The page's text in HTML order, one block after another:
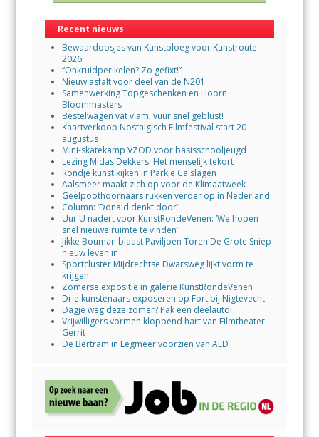
Recent nieuws
Bewaardoosjes van Kunstploeg voor Kunstroute
2026
“Onkruidperikelen? Zo gefixt!”
Nieuw asfalt voor deel van de N201
Samenwerking Topgeschenken en Hoorn
Bloommasters
Bestelwagen vat vlam, vuur snel geblust!
Kaartverkoop Nostalgisch Filmfestival start 20
augustus
Mini-skatekamp VZOD voor basisschooljeugd
Lezing Midas Dekkers: Het menselijk tekort
Rondje kunst kijken in Parkje Calslagen
Aalsmeer maakt zich op voor de Klimaatweek
Geelpoothoornaars rukken verder op in Nederland
Column: ‘Donald denkt door’
Uur U nadert voor KunstRondeVenen: ‘We hopen
snel nieuwe ruimte te vinden’
Jikke Bouman blaast Paviljoen Toren De Grote Sniep
nieuw leven in
Sportcluster Mijdrechtse Dwarsweg lijkt vorm te
krijgen
Zomerse expositie in galerie KunstRondeVenen
Drie kunstenaars exposeren op Fort bij Nigtevecht
Dagje weg deze zomer? Pak een deelauto!
Vrijwilligers vormen kloppend hart van Filmtheater
Gerrit
De Bertram in Legmeer voorzien van AED